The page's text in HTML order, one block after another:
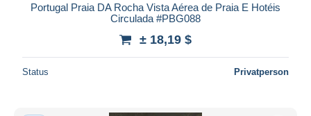
Portugal Praia DA Rocha Vista Aérea de Praia E Hotéis
Circulada #PBG088
± 18,19 $
Status Privatperson